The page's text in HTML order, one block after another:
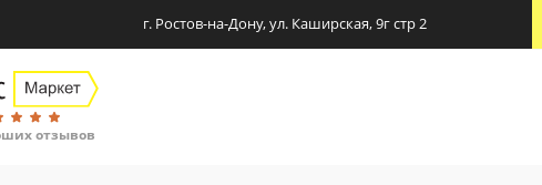
г. Ростов-на-Дону, ул. Каширская, 9г стр 2
отзывов